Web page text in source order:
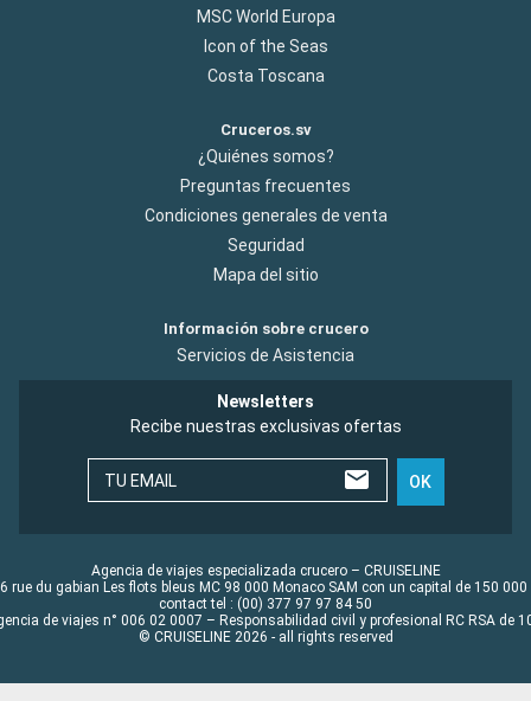
MSC World Europa
Icon of the Seas
Costa Toscana
Cruceros.sv
¿Quiénes somos?
Preguntas frecuentes
Condiciones generales de venta
Seguridad
Mapa del sitio
Información sobre crucero
Servicios de Asistencia
Newsletters
Recibe nuestras exclusivas ofertas
TU EMAIL OK
Agencia de viajes especializada crucero – CRUISELINE
rue du gabian Les flots bleus MC 98 000 Monaco SAM con un capital de 150 000
contact tel : (00) 377 97 97 84 50
de viajes n° 006 02 0007 – Responsabilidad civil y profesional RC RSA de
© CRUISELINE 2026 - all rights reserved